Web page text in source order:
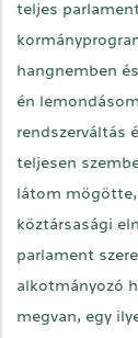
teljes
hangnemben
én
rendszerváltás
teljesen
látom
köztársasági
parlament
alkotmányozó
megvan, egy